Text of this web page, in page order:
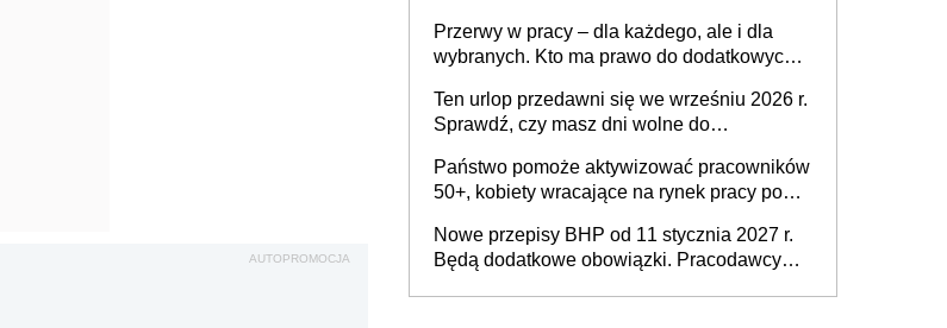
AUTOPROMOCJA
dofinansowań czy refundacji, ale bariery po
stronie systemu i świadomości
pracodawców [WYWIAD]
Przerwy w pracy – dla każdego, ale i dla
wybranych. Kto ma prawo do dodatkowych
Ten urlop przedawni się we wrześniu 2026 r.
Sprawdź, czy masz dni wolne do
Państwo pomoże aktywizować pracowników
50+, kobiety wracające na rynek pracy po
osoby neuroatypowe. Powstanie Fundusz
na rzecz Inkluzywności w Zatrudnianiu?
Nowe przepisy BHP od 11 stycznia 2027 r.
Będą dodatkowe obowiązki. Pracodawcy